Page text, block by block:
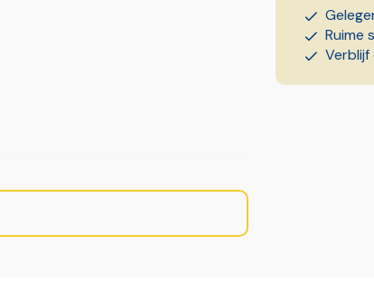
van alcohol, zoals ook de
Ruime
Verblijf